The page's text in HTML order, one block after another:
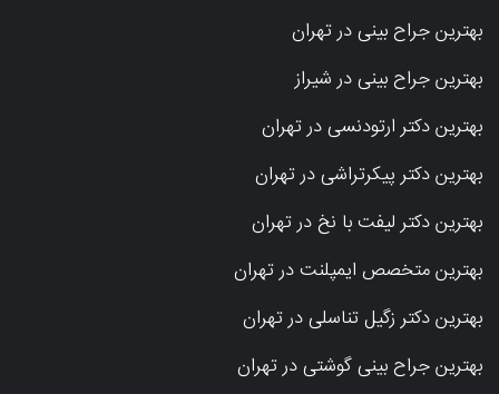
بهترین جراح بینی در تهران
بهترین جراح بینی در شیراز
بهترین دکتر ارتودنسی در تهران
بهترین دکتر پیکرتراشی در تهران
بهترین دکتر لیفت با نخ در تهران
بهترین متخصص ایمپلنت در تهران
بهترین دکتر زگیل تناسلی در تهران
بهترین جراح بینی گوشتی در تهران